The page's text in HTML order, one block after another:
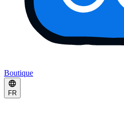
Boutique
FR